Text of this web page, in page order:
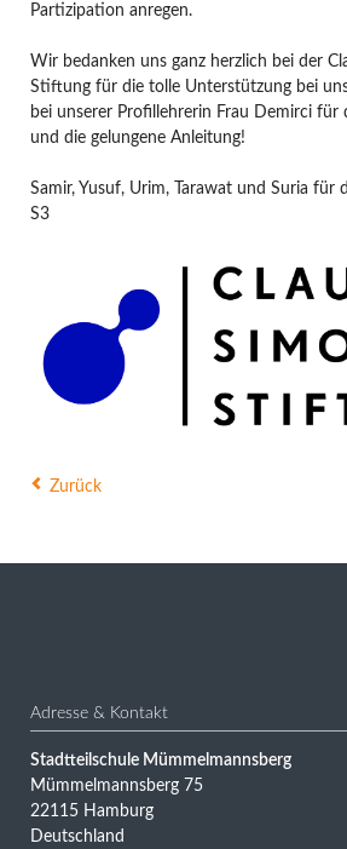
Partizipation anregen.
Wir bedanken uns ganz herzlich bei der
Stiftung für die tolle Unterstützung bei
bei unserer Profillehrerin Frau Demirci für
und die gelungene Anleitung!
Samir, Yusuf, Urim, Tarawat und Suria für
S3
Zurück
Adresse & Kontakt
Stadtteilschule Mümmelmannsberg
Mümmelmannsberg 75
22115 Hamburg
Deutschland